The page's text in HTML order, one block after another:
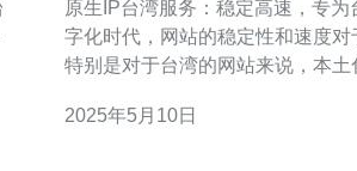
原生IP台湾服务：稳定高速，专为台湾网
字化时代，网站的稳定性和速度对
特别是对于台湾的网站来说，本
的，提供稳定高速的网络连接，专
2025年5月10日